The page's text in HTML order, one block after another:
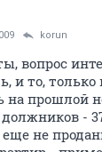
korun
вопрос
и то,
на прошлой
-
не